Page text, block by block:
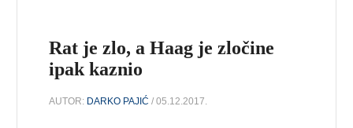
Rat je zlo, a Haag je zločine
ipak kaznio
AUTOR: DARKO PAJIĆ / 05.12.2017.